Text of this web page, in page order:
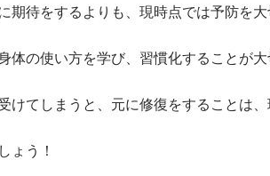
期待をするよりも、現時点では予防を大
体の使い方を学び、習慣化することが大
けてしまうと、元に修復をすることは
ょう！